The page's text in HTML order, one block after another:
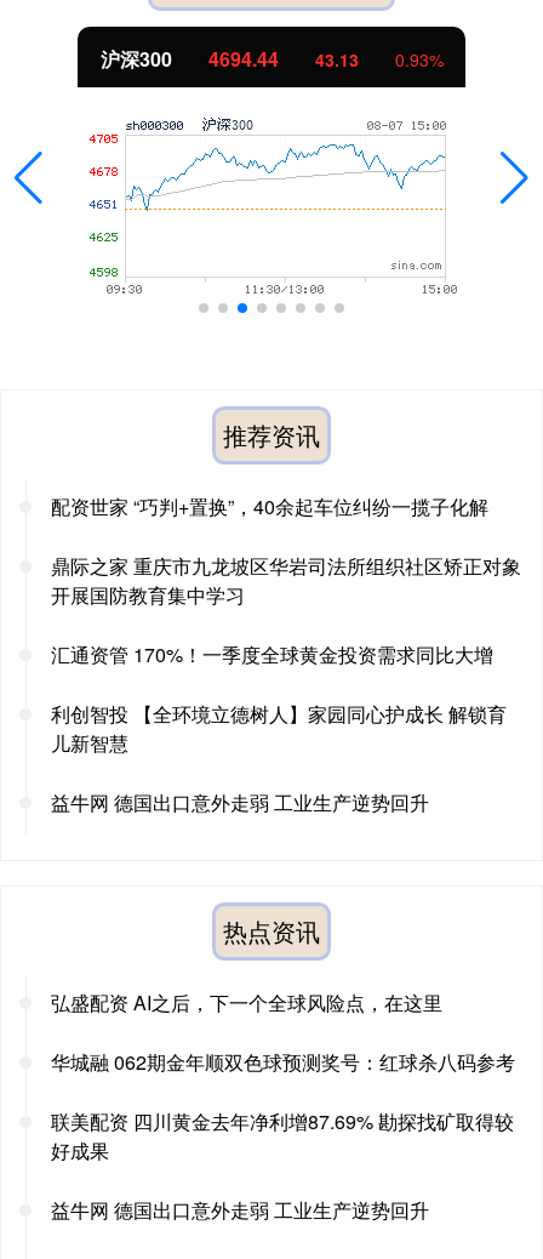
沪深300 4694.44 43.13 0.93%
推荐资讯
配资世家 “巧判+置换”，40余起车位纠纷一揽子化解
鼎际之家 重庆市九龙坡区华岩司法所组织社区矫正对象
开展国防教育集中学习
汇通资管 170%！一季度全球黄金投资需求同比大增
利创智投 【全环境立德树人】家园同心护成长 解锁育
儿新智慧
益牛网 德国出口意外走弱 工业生产逆势回升
热点资讯
弘盛配资 AI之后，下一个全球风险点，在这里
华城融 062期金年顺双色球预测奖号：红球杀八码参考
联美配资 四川黄金去年净利增87.69% 勘探找矿取得较
好成果
益牛网 德国出口意外走弱 工业生产逆势回升